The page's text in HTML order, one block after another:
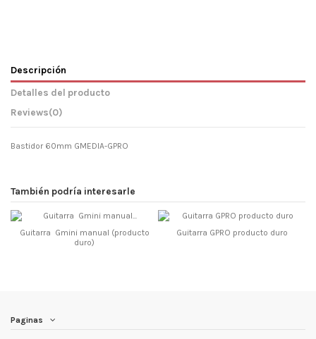
Descripción
Detalles del producto
Reviews(0)
Bastidor 60mm GMEDIA-GPRO
También podría interesarle
Guitarra Gmini manual (producto
duro)
Guitarra GPRO producto duro
Paginas